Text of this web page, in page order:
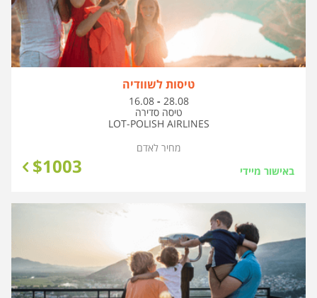
טיסות לשוודיה
בין
התאריכים,
16.08 - 28.08
טיסה סדירה
LOT-POLISH AIRLINES
באישור מיידי $1003
מחיר לאדם